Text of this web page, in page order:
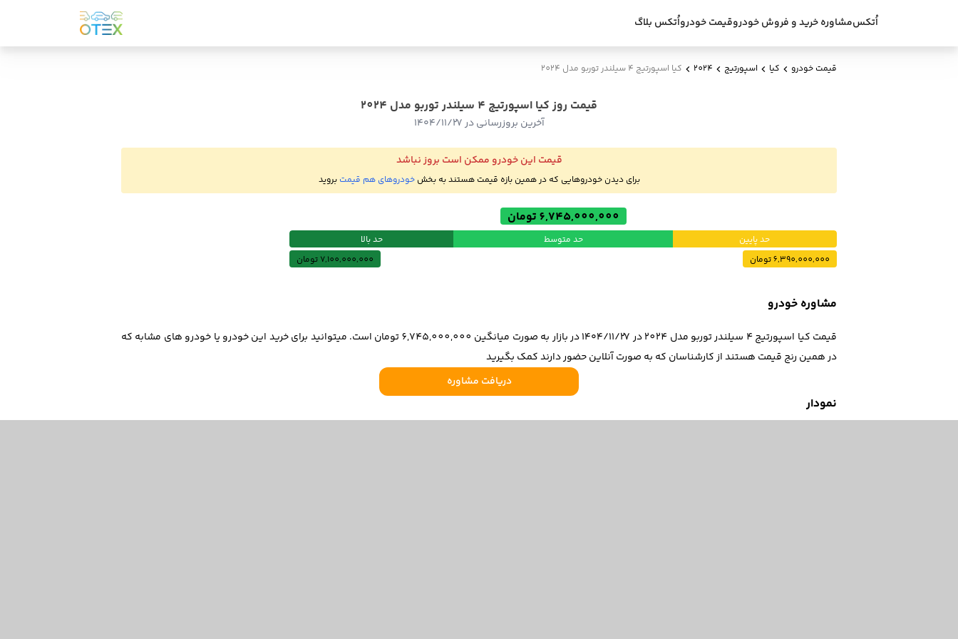
اُتکسمشاوره خرید و فروش خودروقیمت خودرواُتکس بلاگ
قیمت خودرو کیا اسپورتیج 2024 کیا اسپورتیج 4 سیلندر توربو مدل 2024
قیمت روز کیا اسپورتیج 4 سیلندر توربو مدل 2024
آخرین بروزرسانی در ۱۴۰۴/۱۱/۲۷
قیمت این خودرو ممکن است بروز نباشد
برای دیدن خودروهایی که در همین بازه قیمت هستند به بخش خودروهای هم قیمتبروید
6,390,000,000 تومان
6,745,000,000 تومان
7,100,000,000 تومان
حد پایین حد متوسط حد بالا
مشاوره خودرو
قیمت کیا اسپورتیج 4 سیلندر توربو مدل 2024 در ۱۴۰۴/۱۱/۲۷ در بازار به صورت میانگین 6,745,000,000 تومان است. میتوانید برای خرید این خودرو یا خودرو های مشابه که
در همین رنج قیمت هستند از کارشناسان که به صورت آنلاین حضور دارند کمک بگیرید
دریافت مشاوره
نمودار